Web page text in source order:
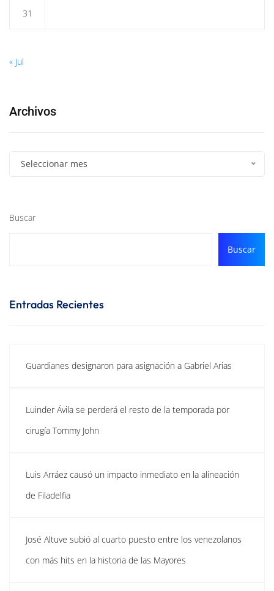
31
« Jul
Archivos
Seleccionar mes
Buscar
Buscar
Entradas Recientes
Guardianes designaron para asignación a Gabriel Arias
Luinder Ávila se perderá el resto de la temporada por
cirugía Tommy John
Luis Arráez causó un impacto inmediato en la alineación
de Filadelfia
José Altuve subió al cuarto puesto entre los venezolanos
con más hits en la historia de las Mayores